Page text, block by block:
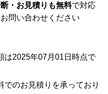
・お見積りも無料で対応
問い合わせください
2025年07月01日時点で
のお見積りを承っており